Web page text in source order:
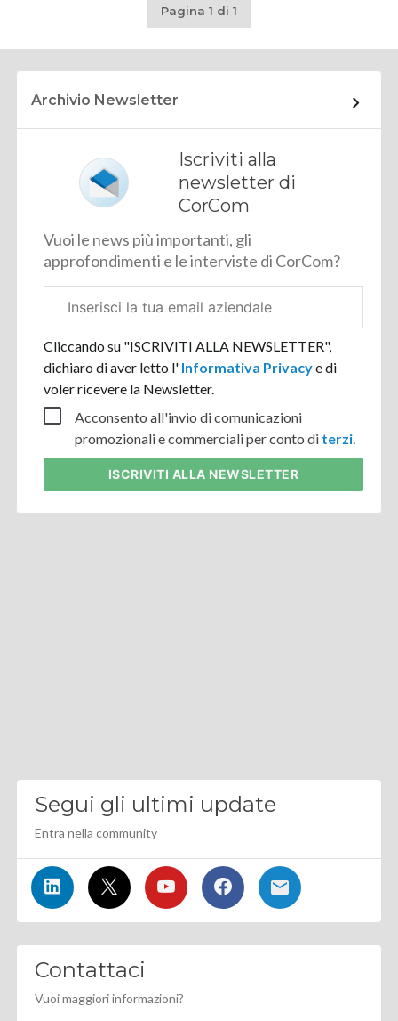
Pagina 1 di 1
Archivio Newsletter
Iscriviti alla
newsletter di
CorCom
Vuoi le news più importanti, gli
approfondimenti e le interviste di CorCom?
aziendale
Cliccando su "ISCRIVITI ALLA NEWSLETTER",
dichiaro di aver letto l' Informativa Privacye di
voler ricevere la Newsletter.
Acconsento all'invio di comunicazioni
promozionali e commerciali per conto di terzi.
ISCRIVITI ALLA NEWSLETTER
Segui gli ultimi update
Entra nella community
Contattaci
Vuoi maggiori informazioni?